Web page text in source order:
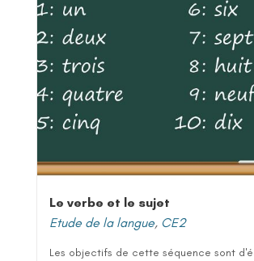
Le verbe et le sujet
Etude de la langue, CE2
Les objectifs de cette séquence sont